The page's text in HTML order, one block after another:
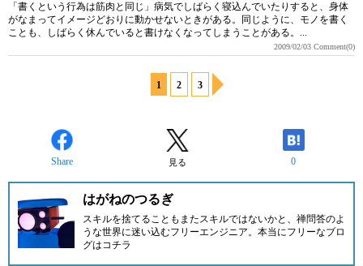
「書くという行為は筋肉と同じ」病気でしばらく寝込んでいたりすると、身体
がなまってイメージどおりに動かせないときがある。同じように、モノを書く
ことも、しばらく休んでいると書けなくなってしまうことがある。...
2009/02/03 Comment(0)
1 2 3
Share 見る 0
はがねのつるぎ
スキルを捨てることもまたスキルではないかと、禅問答のよ
うな世界に迷い込むフリーエンジニア。 本当にフリーなブロ
グはコチラ